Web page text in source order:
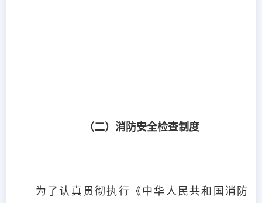
（二）消防安全检查制度
为了认真贯彻执行《中华人民共和国消防